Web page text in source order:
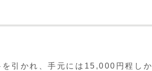
引かれ、手元には15,000円程しか